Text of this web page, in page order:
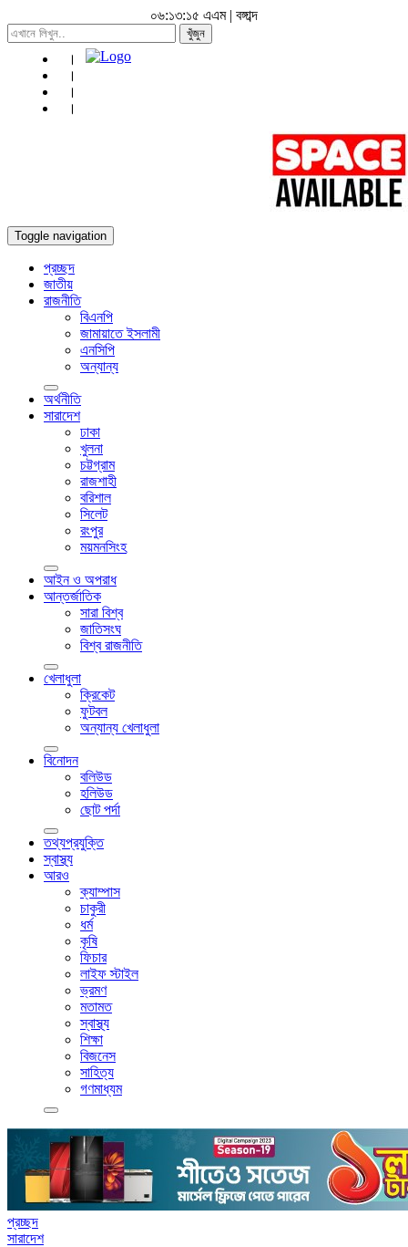
০৬:১৩:১৭ এএম| বঙ্গাব্দ
খুঁজুন
Toggle navigation
প্রচ্ছদ
জাতীয়
রাজনীতি
বিএনপি
জামায়াতে ইসলামী
এনসিপি
অন্যান্য
অর্থনীতি
সারাদেশ
ঢাকা
খুলনা
চট্টগ্রাম
রাজশাহী
বরিশাল
সিলেট
রংপুর
ময়মনসিংহ
আইন ও অপরাধ
আন্তর্জাতিক
সারা বিশ্ব
জাতিসংঘ
বিশ্ব রাজনীতি
খেলাধুলা
ক্রিকেট
ফুটবল
অন্যান্য খেলাধুলা
বিনোদন
বলিউড
হলিউড
ছোট পর্দা
তথ্যপ্রযুক্তি
স্বাস্থ্য
আরও
ক্যাম্পাস
চাকুরী
ধর্ম
কৃষি
ফিচার
লাইফ স্টাইল
ভ্রমণ
মতামত
স্বাস্থ্য
শিক্ষা
বিজনেস
সাহিত্য
গণমাধ্যম
প্রচ্ছদ
সারাদেশ